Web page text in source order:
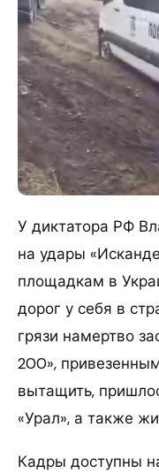
У диктатора РФ
на удары
площадкам в
дорог у себя в
грязи намертво
200»,
вытащить,
«Урал», а также
Кадры доступны